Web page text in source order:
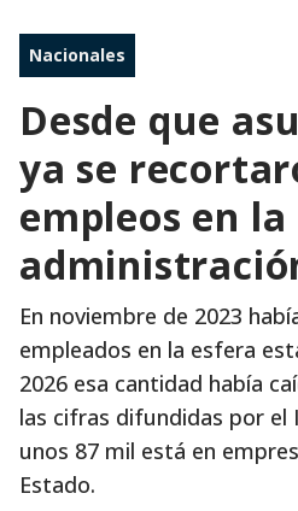
Nacionales
Desde que
ya se
empleos en la
En noviembre de 2023
empleados en la esfera
2026 esa cantidad había
las cifras difundidas por el
unos 87 mil está en
Estado.